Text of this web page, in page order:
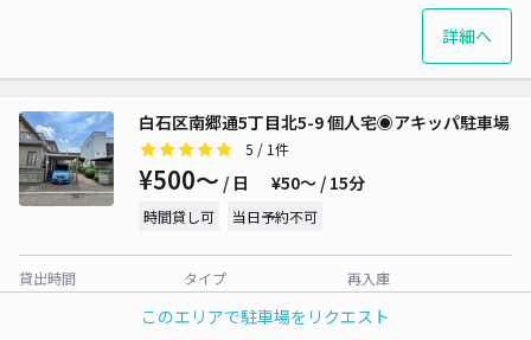
このエリアで駐車場をリクエスト
詳細へ
白石区南郷通5丁目北5-9 個人宅◉アキッパ駐車場
5 / 1件
¥500〜 / 日 ¥50〜 / 15分
時間貸し可 当日予約不可
貸出時間
タイプ
再入庫